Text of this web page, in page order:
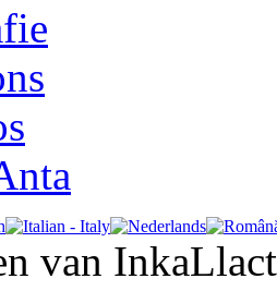
van